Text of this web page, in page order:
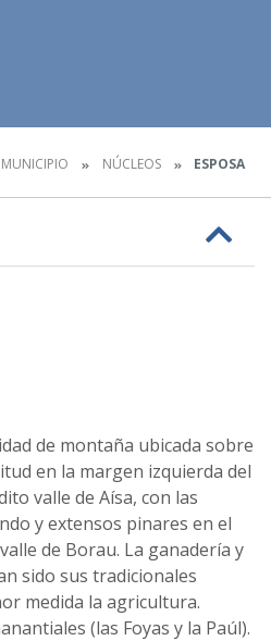
MUNICIPIO NÚCLEOS ESPOSA
de montaña ubicada sobre
en la margen izquierda del
valle de Aísa, con las
y extensos pinares en el
de Borau. La ganadería y
sido sus tradicionales
medida la agricultura.
(las Foyas y la Paúl).